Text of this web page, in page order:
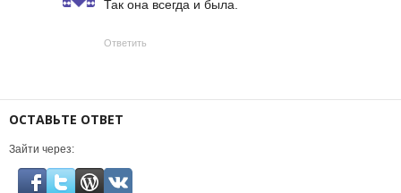
Так она всегда и была.
Ответить
ОСТАВЬТЕ ОТВЕТ
Зайти через: